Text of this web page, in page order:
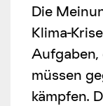
Die
Klima-
Aufgaben,
müssen
kämpfen.